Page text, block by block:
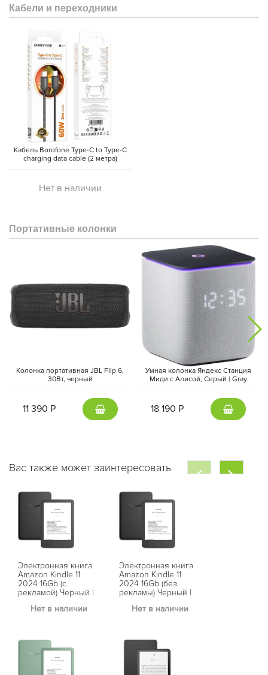
Кабели и переходники
Кабель Borofone Type-C to Type-C
charging data cable (2 метра)
Нет в наличии
Портативные колонки
Колонка портативная JBL Flip 6,
30Вт, черный
11 390 Р
Умная колонка Яндекс Станция
Миди с Алисой, Cерый | Gray
18 190 Р
Вас также может заинтересовать
Электронная книга
Amazon Kindle 11
2024 16Gb (с
рекламой) Черный |
Нет в наличии
Электронная книга
Amazon Kindle 11
2024 16Gb (без
рекламы) Черный |
Нет в наличии